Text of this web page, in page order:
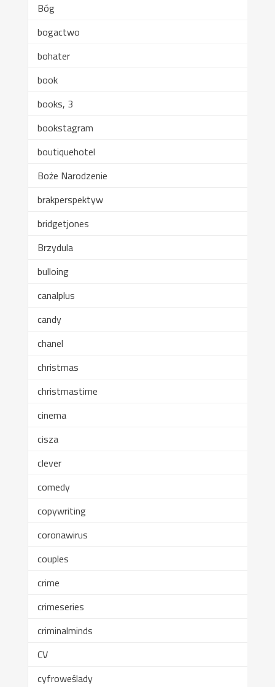
Bóg
bogactwo
bohater
book
books, 3
bookstagram
boutiquehotel
Boże Narodzenie
brakperspektyw
bridgetjones
Brzydula
bulloing
canalplus
candy
chanel
christmas
christmastime
cinema
cisza
clever
comedy
copywriting
coronawirus
couples
crime
crimeseries
criminalminds
CV
cyfroweślady